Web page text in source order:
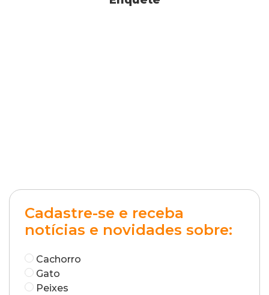
Cadastre-se e receba
notícias e novidades sobre:
Cachorro
Gato
Peixes